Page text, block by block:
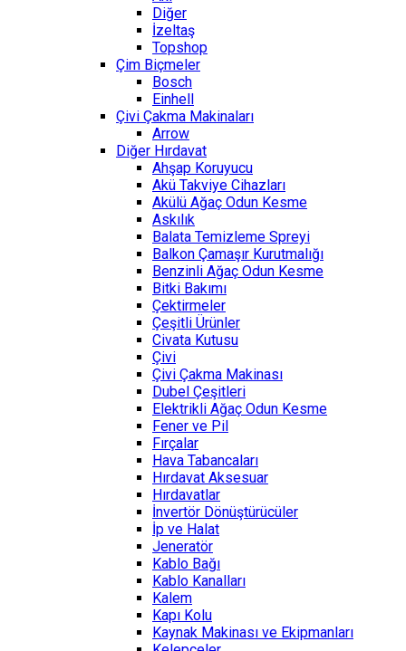
Diğer
İzeltaş
Topshop
Çim Biçmeler
Bosch
Einhell
Çivi Çakma Makinaları
Arrow
Diğer Hırdavat
Ahşap Koruyucu
Akü Takviye Cihazları
Akülü Ağaç Odun Kesme
Askılık
Balata Temizleme Spreyi
Balkon Çamaşır Kurutmalığı
Benzinli Ağaç Odun Kesme
Bitki Bakımı
Çektirmeler
Çeşitli Ürünler
Civata Kutusu
Çivi
Çivi Çakma Makinası
Dubel Çeşitleri
Elektrikli Ağaç Odun Kesme
Fener ve Pil
Fırçalar
Hava Tabancaları
Hırdavat Aksesuar
Hırdavatlar
İnvertör Dönüştürücüler
İp ve Halat
Jeneratör
Kablo Bağı
Kablo Kanalları
Kalem
Kapı Kolu
Kaynak Makinası ve Ekipmanları